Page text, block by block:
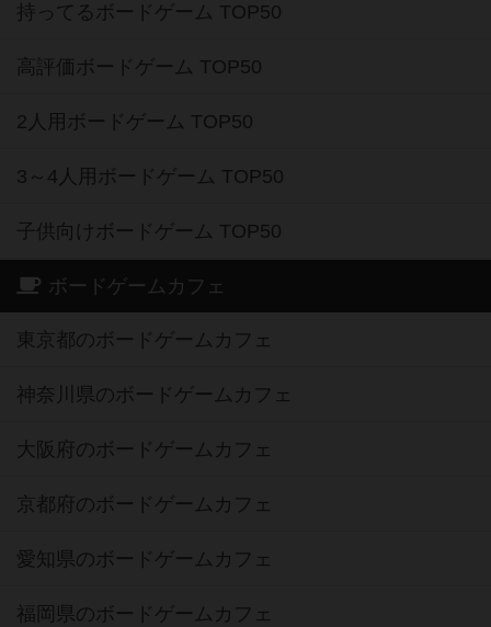
持ってるボードゲーム TOP50
高評価ボードゲーム TOP50
2人用ボードゲーム TOP50
3～4人用ボードゲーム TOP50
子供向けボードゲーム TOP50
ボードゲームカフェ
東京都のボードゲームカフェ
神奈川県のボードゲームカフェ
大阪府のボードゲームカフェ
京都府のボードゲームカフェ
愛知県のボードゲームカフェ
福岡県のボードゲームカフェ